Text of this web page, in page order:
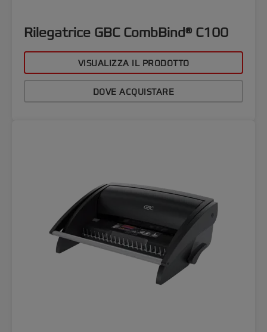
Rilegatrice GBC CombBind® C100
VISUALIZZA IL PRODOTTO
DOVE ACQUISTARE